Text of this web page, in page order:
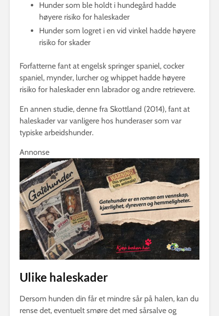
Hunder som ble holdt i hundegård hadde
høyere risiko for haleskader
Hunder som logret i en vid vinkel hadde høyere
risiko for skader
Forfatterne fant at engelsk springer spaniel, cocker
spaniel, mynder, lurcher og whippet hadde høyere
risiko for haleskader enn labrador og andre retrievere.
En annen studie, denne fra Skottland (2014), fant at
haleskader var vanligere hos hunderaser som var
typiske arbeidshunder.
Annonse
Ulike haleskader
Dersom hunden din får et mindre sår på halen, kan du
rense det, eventuelt smøre det med sårsalve og